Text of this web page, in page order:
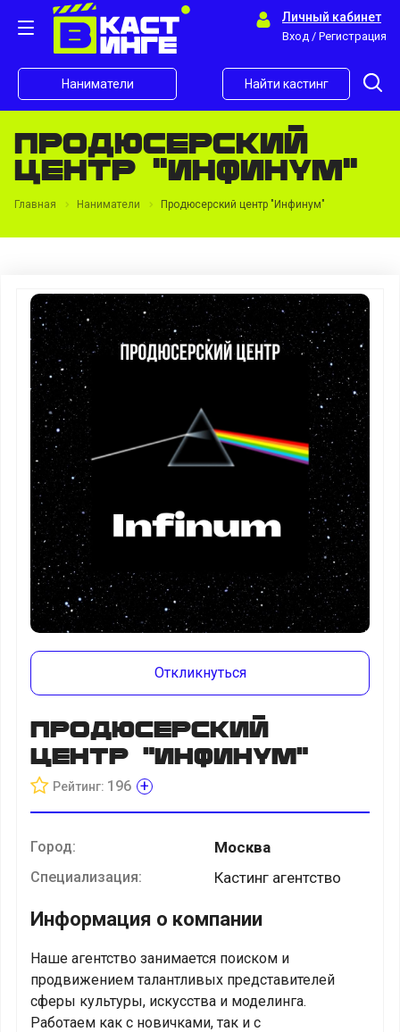
Личный кабинет
Вход / Регистрация
Наниматели Найти кастинг
Продюсерский
центр "Инфинум"
Главная Наниматели Продюсерский центр "Инфинум"
Откликнуться
Продюсерский
центр "Инфинум"
Рейтинг: 196 +
Город: Москва
Специализация: Кастинг агентство
Информация о компании
Наше агентство занимается поиском и
продвижением талантливых представителей
сферы культуры, искусства и моделинга.
Работаем как с новичками, так и с